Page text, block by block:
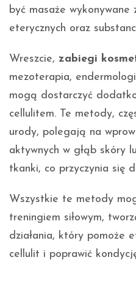
być masaże wykonywane
eterycznych oraz
Wreszcie, zabiegi
mezoterapia,
mogą dostarczyć
cellulitem. Te metody,
urody, polegają na
aktywnych w głąb skóry
tkanki, co przyczynia się
Wszystkie te metody
treningiem siłowym,
działania, który pomoże
cellulit i poprawić